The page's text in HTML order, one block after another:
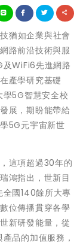
猶如企業與社會
路前沿技術與服
WiFi6先進網路
產學研究基礎
5G智慧安全校
展，期盼能帶給
5G元宇宙新世
這項超過30年的
鴻指出，世新目
國140餘所大專
位傳播貫穿各學
新研發能量，從
品的加值服務，